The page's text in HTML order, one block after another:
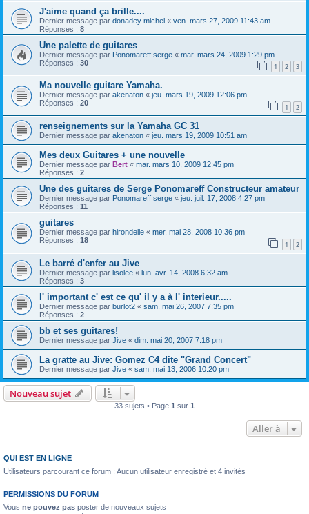
J'aime quand ça brille....
Dernier message par donadey michel « ven. mars 27, 2009 11:43 am
Réponses : 8
Une palette de guitares
Dernier message par Ponomareff serge « mar. mars 24, 2009 1:29 pm
Réponses : 30 1 2 3
Ma nouvelle guitare Yamaha.
Dernier message par akenaton « jeu. mars 19, 2009 12:06 pm
Réponses : 20 1 2
renseignements sur la Yamaha GC 31
Dernier message par akenaton « jeu. mars 19, 2009 10:51 am
Mes deux Guitares + une nouvelle
Dernier message par Bert « mar. mars 10, 2009 12:45 pm
Réponses : 2
Une des guitares de Serge Ponomareff Constructeur amateur
Dernier message par Ponomareff serge « jeu. juil. 17, 2008 4:27 pm
Réponses : 11
guitares
Dernier message par hirondelle « mer. mai 28, 2008 10:36 pm
Réponses : 18 1 2
Le barré d'enfer au Jive
Dernier message par lisolee « lun. avr. 14, 2008 6:32 am
Réponses : 3
l' important c' est ce qu' il y a à l' interieur.....
Dernier message par burlot2 « sam. mai 26, 2007 7:35 pm
Réponses : 2
bb et ses guitares!
Dernier message par Jive « dim. mai 20, 2007 7:18 pm
La gratte au Jive: Gomez C4 dite "Grand Concert"
Dernier message par Jive « sam. mai 13, 2006 10:20 pm
Nouveau sujet
33 sujets • Page 1 sur 1
Aller à
QUI EST EN LIGNE
Utilisateurs parcourant ce forum : Aucun utilisateur enregistré et 4 invités
PERMISSIONS DU FORUM
Vous ne pouvez pas poster de nouveaux sujets